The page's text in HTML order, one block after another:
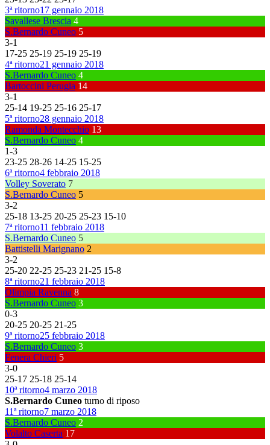
3ª ritorno17 gennaio 2018
Savallese Brescia 4
S.Bernardo Cuneo 5
3-1
17-25 25-19 25-19 25-19
4ª ritorno21 gennaio 2018
S.Bernardo Cuneo 4
Bartoccini Perugia 14
3-1
25-14 19-25 25-16 25-17
5ª ritorno28 gennaio 2018
Ramonda Montecchio 13
S.Bernardo Cuneo 4
1-3
23-25 28-26 14-25 15-25
6ª ritorno4 febbraio 2018
Volley Soverato 7
S.Bernardo Cuneo 5
3-2
25-18 13-25 20-25 25-23 15-10
7ª ritorno11 febbraio 2018
S.Bernardo Cuneo 5
Battistelli Marignano 2
3-2
25-20 22-25 25-23 21-25 15-8
8ª ritorno21 febbraio 2018
Olimpia Ravenna 8
S.Bernardo Cuneo 3
0-3
20-25 20-25 21-25
9ª ritorno25 febbraio 2018
S.Bernardo Cuneo 3
Fenera Chieri 5
3-0
25-17 25-18 25-14
10ª ritorno4 marzo 2018
S.Bernardo Cuneo turno di riposo
11ª ritorno7 marzo 2018
S.Bernardo Cuneo 2
Volalto Caserta 17